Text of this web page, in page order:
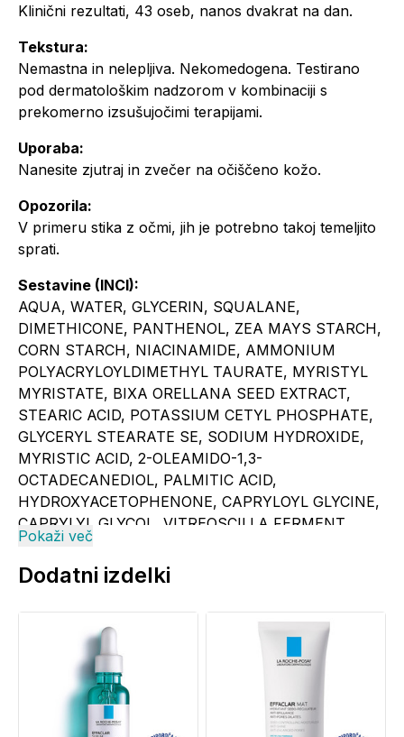
Klinični rezultati, 43 oseb, nanos dvakrat na dan.
Tekstura:
Nemastna in nelepljiva. Nekomedogena. Testirano
pod dermatološkim nadzorom v kombinaciji s
prekomerno izsušujočimi terapijami.
Uporaba:
Nanesite zjutraj in zvečer na očiščeno kožo.
Opozorila:
V primeru stika z očmi, jih je potrebno takoj temeljito
sprati.
Sestavine (INCI):
AQUA, WATER, GLYCERIN, SQUALANE,
DIMETHICONE, PANTHENOL, ZEA MAYS STARCH,
CORN STARCH, NIACINAMIDE, AMMONIUM
POLYACRYLOYLDIMETHYL TAURATE, MYRISTYL
MYRISTATE, BIXA ORELLANA SEED EXTRACT,
STEARIC ACID, POTASSIUM CETYL PHOSPHATE,
GLYCERYL STEARATE SE, SODIUM HYDROXIDE,
MYRISTIC ACID, 2-OLEAMIDO-1,3-
OCTADECANEDIOL, PALMITIC ACID,
HYDROXYACETOPHENONE, CAPRYLOYL GLYCINE,
CAPRYLYL GLYCOL, VITREOSCILLA FERMENT,
CITRIC ACID, MALTODEXTRIN, XANTHAN GUM,
PARFUM, FRAGRANCE. F.I.L. :N282852
elektronski kontaktni naslov
se nahajajona
povezavi (klik).
Pokaži več
Dodatni izdelki